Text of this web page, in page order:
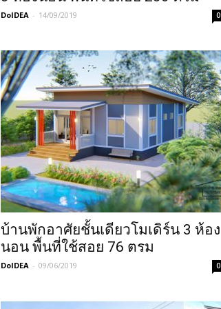
DoIDEA - 14/09/2019 0
บ้านพักอาศัยชั้นเดียวโมเดิร์น 3 ห้อง
นอน พื้นที่ใช้สอย 76 ตรม
DoIDEA - 09/06/2019 0